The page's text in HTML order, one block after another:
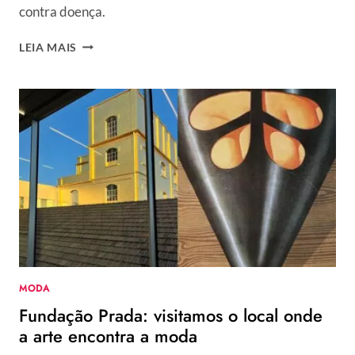
contra doença.
LEIA MAIS ANDRÉ
SAIBA
QUEM
O
LENDÁRIO
EX-
EDITOR
DA
VOGUE
MODA
Fundação Prada: visitamos o local onde
a arte encontra a moda